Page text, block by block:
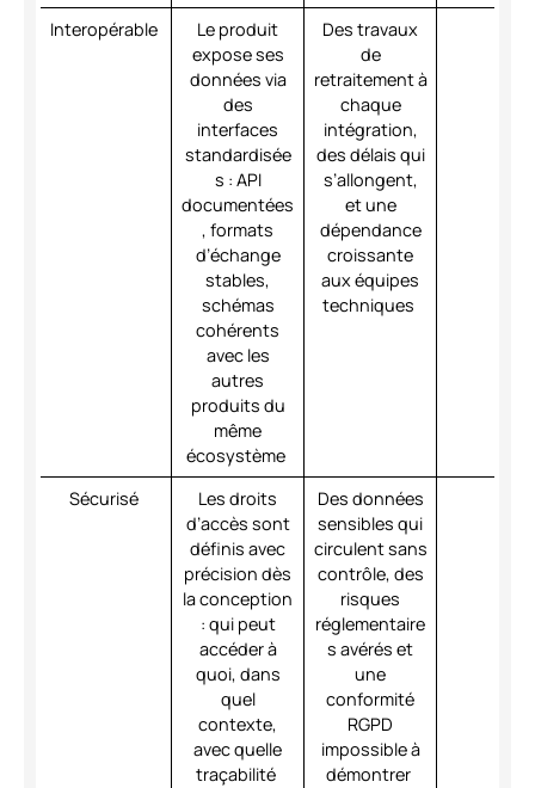
Interopérable
Le produit
expose ses
données via
des
interfaces
standardisée
s : API
documentées
, formats
d’échange
stables,
schémas
cohérents
avec les
autres
produits du
même
écosystème
Des travaux
de
retraitement à
chaque
intégration,
des délais qui
s’allongent,
et une
dépendance
croissante
aux équipes
techniques
Sécurisé
Les droits
d’accès sont
définis avec
précision dès
la conception
: qui peut
accéder à
quoi, dans
quel
contexte,
avec quelle
traçabilité
Des données
sensibles qui
circulent sans
contrôle, des
risques
réglementaire
s avérés et
une
conformité
RGPD
impossible à
démontrer